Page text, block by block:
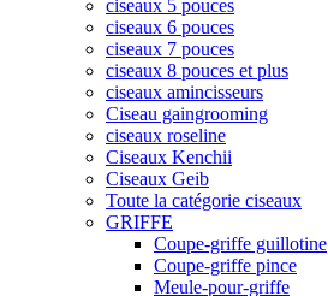
ciseaux 5 pouces
ciseaux 6 pouces
ciseaux 7 pouces
ciseaux 8 pouces et plus
ciseaux amincisseurs
Ciseau gaingrooming
ciseaux roseline
Ciseaux Kenchii
Ciseaux Geib
Toute la catégorie ciseaux
GRIFFE
Coupe-griffe guillotine
Coupe-griffe pince
Meule-pour-griffe